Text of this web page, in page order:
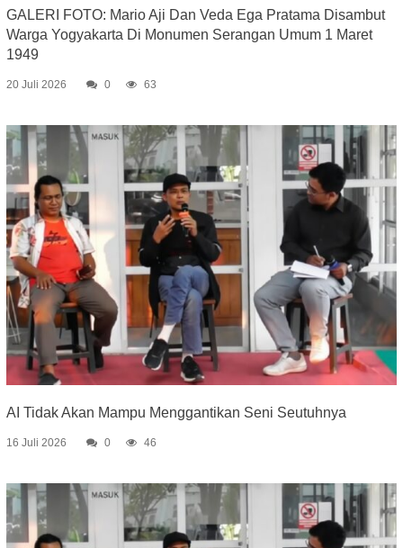
GALERI FOTO: Mario Aji Dan Veda Ega Pratama Disambut
Warga Yogyakarta Di Monumen Serangan Umum 1 Maret
1949
20 Juli 2026 0 63
AI Tidak Akan Mampu Menggantikan Seni Seutuhnya
16 Juli 2026 0 46